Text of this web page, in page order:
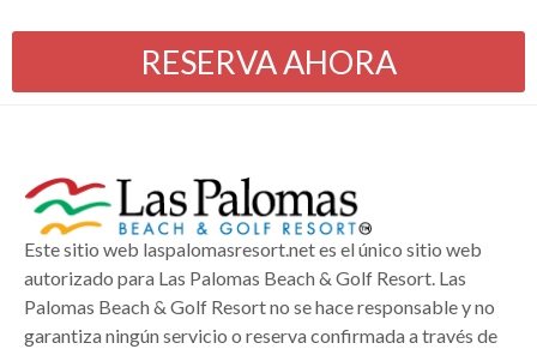
RESERVA AHORA
Este sitio web laspalomasresort.net es el único sitio web
autorizado para Las Palomas Beach & Golf Resort. Las
Palomas Beach & Golf Resort no se hace responsable y no
garantiza ningún servicio o reserva confirmada a través de